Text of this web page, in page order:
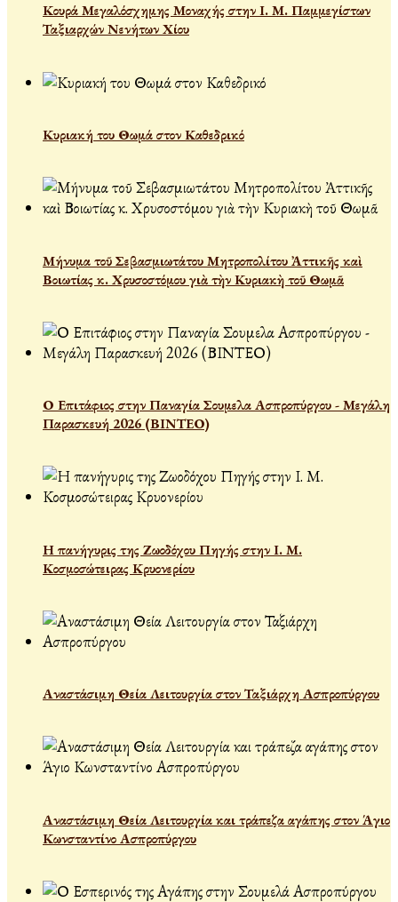
Κουρά Μεγαλόσχημης Μοναχής στην Ι. Μ. Παμμεγίστων
Ταξιαρχών Νενήτων Χίου
Κυριακή του Θωμά στον Καθεδρικό
Μήνυμα τοῦ Σεβασμιωτάτου Μητροπολίτου Ἀττικῆς καὶ
Βοιωτίας κ. Χρυσοστόμου γιὰ τὴν Κυριακὴ τοῦ Θωμᾶ
Ο Επιτάφιος στην Παναγία Σουμελα Ασπροπύργου - Μεγάλη
Παρασκευή 2026 (ΒΙΝΤΕΟ)
Η πανήγυρις της Ζωοδόχου Πηγής στην Ι. Μ.
Κοσμοσώτειρας Κρυονερίου
Αναστάσιμη Θεία Λειτουργία στον Ταξιάρχη Ασπροπύργου
Αναστάσιμη Θεία Λειτουργία και τράπεζα αγάπης στον Άγιο
Κωνσταντίνο Ασπροπύργου